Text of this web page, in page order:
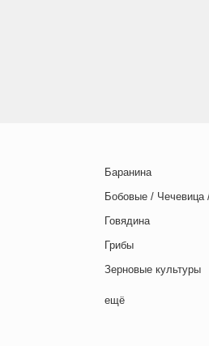
Баранина
Бобовые / Чечевица
Говядина
Грибы
Зерновые культуры
Картофель
ещё